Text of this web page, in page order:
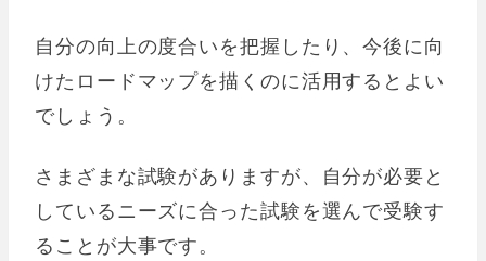
自分の向上の度合いを把握したり、今後に向
けたロードマップを描くのに活用するとよい
でしょう。
さまざまな試験がありますが、自分が必要と
しているニーズに合った試験を選んで受験す
ることが大事です。